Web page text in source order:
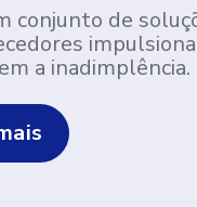
conjunto de
a inadimplência.